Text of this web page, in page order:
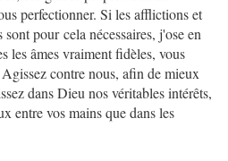
perfectionner. Si les afflictions et
pour cela nécessaires, j'ose en
les âmes vraiment fidèles, vous
contre nous, afin de mieux
dans Dieu nos véritables intérêts,
entre vos mains que dans les